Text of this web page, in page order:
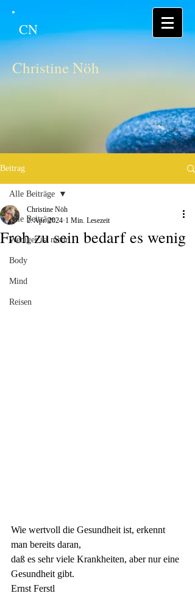
CN
Christine Nöh
Beitrag
Alle Beiträge
Weniger ist mehr
Body
Mind
Reisen
Alle Beiträge
Froh zu sein bedarf es wenig
Christine Nöh
2. Apr. 2024 1 Min. Lesezeit
Wie wertvoll die Gesundheit ist, erkennt
man bereits daran,
daß es sehr viele Krankheiten, aber nur eine
Gesundheit gibt.
Ernst Ferstl